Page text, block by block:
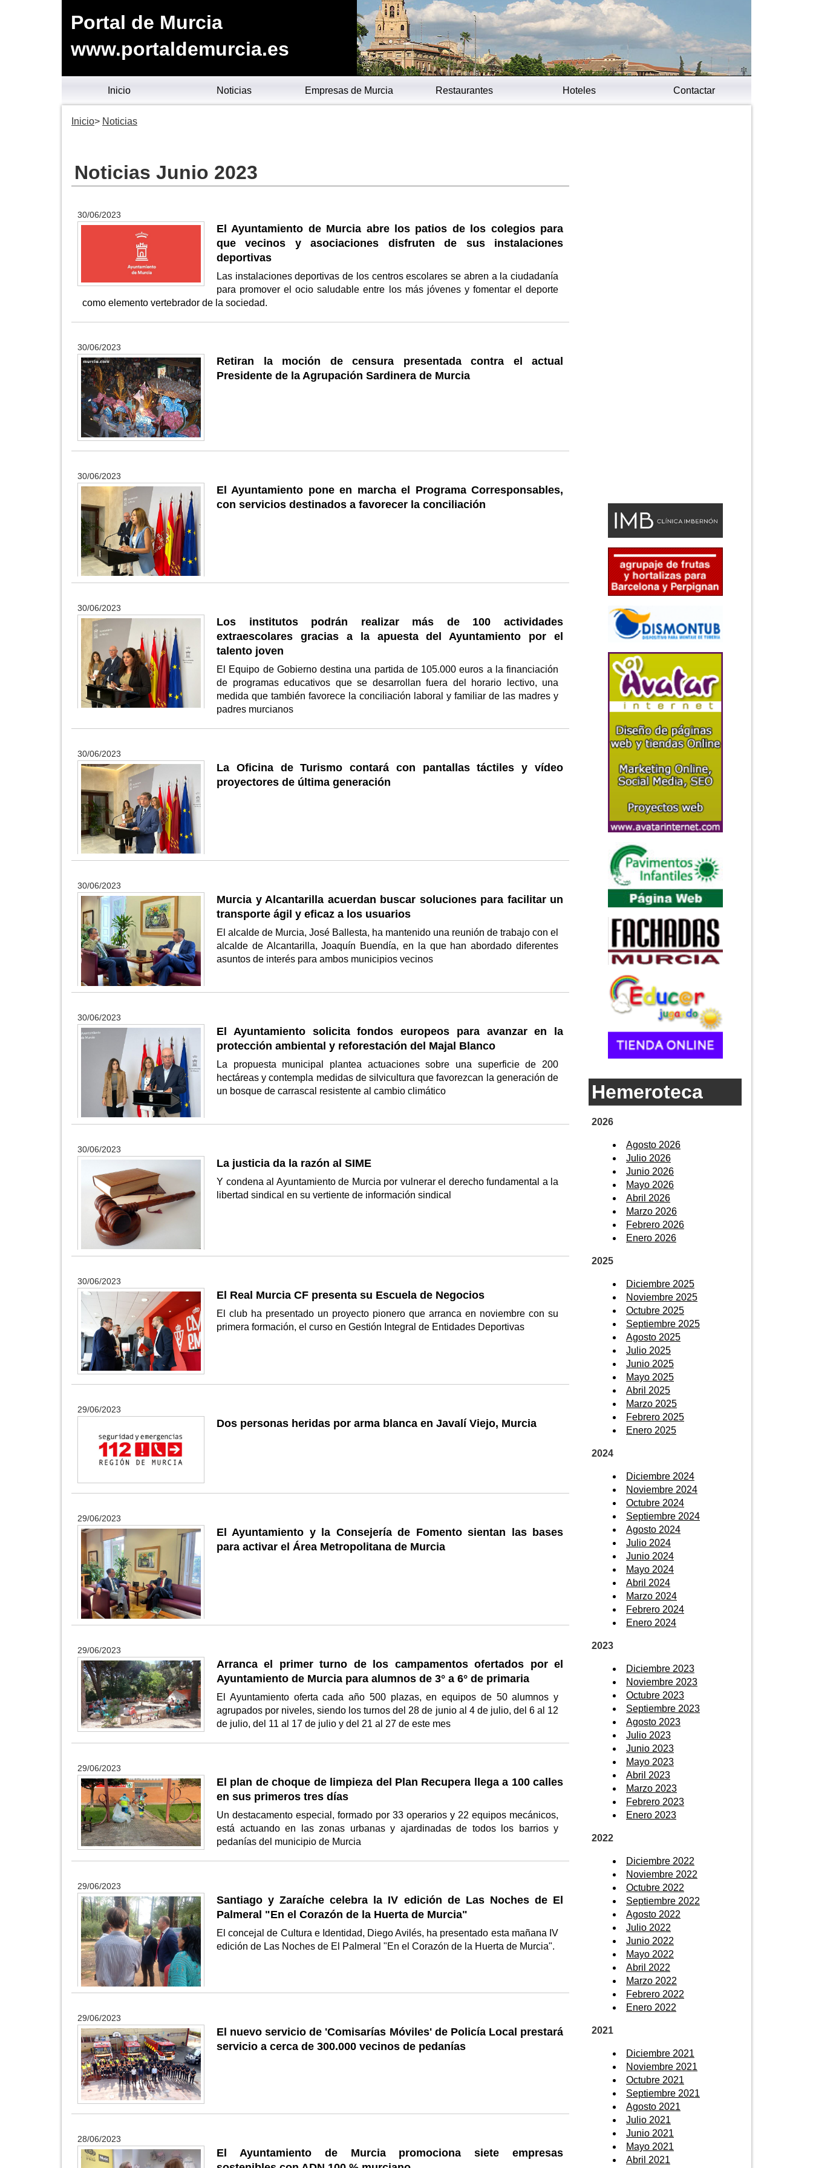
Portal de Murcia
www.portaldemurcia.es
Inicio Noticias Empresas de Murcia Restaurantes Hoteles Contactar
Inicio Noticias
Noticias Junio 2023
30/06/2023
El Ayuntamiento de Murcia abre los patios de los colegios para
que vecinos y asociaciones disfruten de sus instalaciones
deportivas
Las instalaciones deportivas de los centros escolares se abren a la ciudadanía
para promover el ocio saludable entre los más jóvenes y fomentar el deporte
como elemento vertebrador de la sociedad.
30/06/2023
Retiran la moción de censura presentada contra el actual
Presidente de la Agrupación Sardinera de Murcia
30/06/2023
El Ayuntamiento pone en marcha el Programa Corresponsables,
con servicios destinados a favorecer la conciliación
30/06/2023
Los institutos podrán realizar más de 100 actividades
extraescolares gracias a la apuesta del Ayuntamiento por el
talento joven
El Equipo de Gobierno destina una partida de 105.000 euros a la financiación
de programas educativos que se desarrollan fuera del horario lectivo, una
medida que también favorece la conciliación laboral y familiar de las madres y
padres murcianos
30/06/2023
La Oficina de Turismo contará con pantallas táctiles y vídeo
proyectores de última generación
30/06/2023
Murcia y Alcantarilla acuerdan buscar soluciones para facilitar un
transporte ágil y eficaz a los usuarios
El alcalde de Murcia, José Ballesta, ha mantenido una reunión de trabajo con el
alcalde de Alcantarilla, Joaquín Buendía, en la que han abordado diferentes
asuntos de interés para ambos municipios vecinos
30/06/2023
El Ayuntamiento solicita fondos europeos para avanzar en la
protección ambiental y reforestación del Majal Blanco
La propuesta municipal plantea actuaciones sobre una superficie de 200
hectáreas y contempla medidas de silvicultura que favorezcan la generación de
un bosque de carrascal resistente al cambio climático
30/06/2023
La justicia da la razón al SIME
Y condena al Ayuntamiento de Murcia por vulnerar el derecho fundamental a la
libertad sindical en su vertiente de información sindical
30/06/2023
El Real Murcia CF presenta su Escuela de Negocios
El club ha presentado un proyecto pionero que arranca en noviembre con su
primera formación, el curso en Gestión Integral de Entidades Deportivas
29/06/2023
Dos personas heridas por arma blanca en Javalí Viejo, Murcia
29/06/2023
El Ayuntamiento y la Consejería de Fomento sientan las bases
para activar el Área Metropolitana de Murcia
29/06/2023
Arranca el primer turno de los campamentos ofertados por el
Ayuntamiento de Murcia para alumnos de 3° a 6° de primaria
El Ayuntamiento oferta cada año 500 plazas, en equipos de 50 alumnos y
agrupados por niveles, siendo los turnos del 28 de junio al 4 de julio, del 6 al 12
de julio, del 11 al 17 de julio y del 21 al 27 de este mes
29/06/2023
El plan de choque de limpieza del Plan Recupera llega a 100 calles
en sus primeros tres días
Un destacamento especial, formado por 33 operarios y 22 equipos mecánicos,
está actuando en las zonas urbanas y ajardinadas de todos los barrios y
pedanías del municipio de Murcia
29/06/2023
Santiago y Zaraíche celebra la IV edición de Las Noches de El
Palmeral "En el Corazón de la Huerta de Murcia"
El concejal de Cultura e Identidad, Diego Avilés, ha presentado esta mañana IV
edición de Las Noches de El Palmeral "En el Corazón de la Huerta de Murcia".
29/06/2023
El nuevo servicio de 'Comisarías Móviles' de Policía Local prestará
servicio a cerca de 300.000 vecinos de pedanías
28/06/2023
El Ayuntamiento de Murcia promociona siete empresas
Hemeroteca
2026
Agosto 2026
Julio 2026
Junio 2026
Mayo 2026
Abril 2026
Marzo 2026
Febrero 2026
Enero 2026
2025
Diciembre 2025
Noviembre 2025
Octubre 2025
Septiembre 2025
Agosto 2025
Julio 2025
Junio 2025
Mayo 2025
Abril 2025
Marzo 2025
Febrero 2025
Enero 2025
2024
Diciembre 2024
Noviembre 2024
Octubre 2024
Septiembre 2024
Agosto 2024
Julio 2024
Junio 2024
Mayo 2024
Abril 2024
Marzo 2024
Febrero 2024
Enero 2024
2023
Diciembre 2023
Noviembre 2023
Octubre 2023
Septiembre 2023
Agosto 2023
Julio 2023
Junio 2023
Mayo 2023
Abril 2023
Marzo 2023
Febrero 2023
Enero 2023
2022
Diciembre 2022
Noviembre 2022
Octubre 2022
Septiembre 2022
Agosto 2022
Julio 2022
Junio 2022
Mayo 2022
Abril 2022
Marzo 2022
Febrero 2022
Enero 2022
2021
Diciembre 2021
Noviembre 2021
Octubre 2021
Septiembre 2021
Agosto 2021
Julio 2021
Junio 2021
Mayo 2021
Abril 2021